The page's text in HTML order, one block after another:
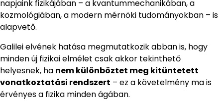
napjaink fizikájában – a kvantummechanikában, a
kozmológiában, a modern mérnöki tudományokban – is
alapvető.
Galilei elvének hatása megmutatkozik abban is, hogy
minden új fizikai elmélet csak akkor tekinthető
helyesnek, ha nem különböztet meg kitüntetett
vonatkoztatási rendszert – ez a követelmény ma is
érvényes a fizika minden ágában.